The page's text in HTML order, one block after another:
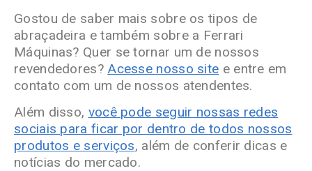
Gostou de saber mais sobre os tipos de
abraçadeira e também sobre a Ferrari
Máquinas? Quer se tornar um de nossos
revendedores? Acesse nosso site e entre em
contato com um de nossos atendentes.
Além disso, você pode seguir nossas redes
sociais para ficar por dentro de todos nossos
produtos e serviços, além de conferir dicas e
notícias do mercado.